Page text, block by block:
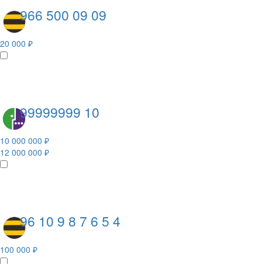
966 500 09 09
20 000 ₽
99999999 10
10 000 000 ₽
12 000 000 ₽
96 10 9 8 7 6 5 4
100 000 ₽